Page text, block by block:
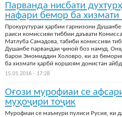
Парванда нисбати
нафари бемор ба хизмати
Прокурутураи ҳарбии гарнизони
раиси комиссияи тиббии даъвати
Матлуба Самадова, табиби комиссияи
Душанбе парвандаи ҷиноӣ боз намуд.
барои Эмомиддин Холовро, ки аз
ба хизмати ҳарбӣ коршоям донистан
15.01.2016 - 17:28
Оғози мурофиаи се
муҳоҷири тоҷик
Мурофиаи се маъмури пулиси Русия, ки